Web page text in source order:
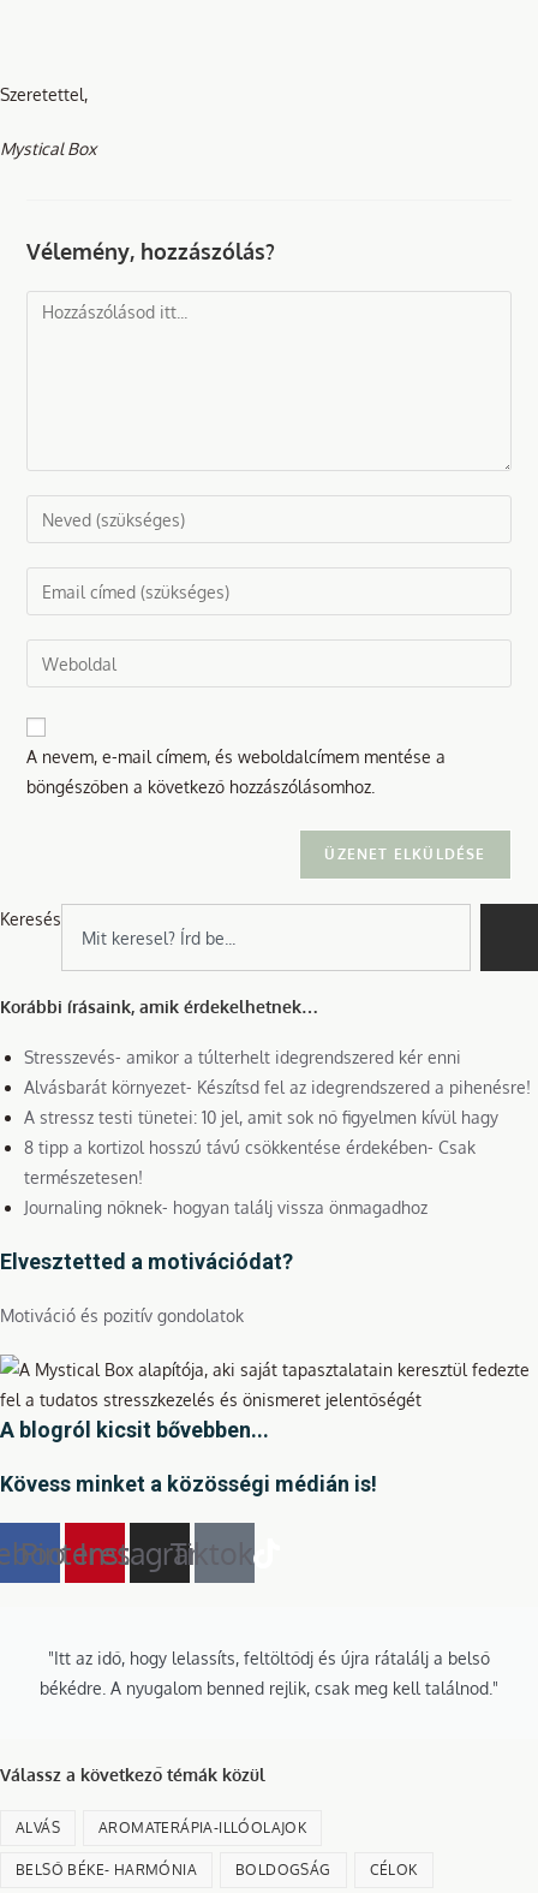
Szeretettel,
Mystical Box
Vélemény, hozzászólás?
Comment
Enter
your
name
comment
Enter
your
email
address
comment
Enter
your
website
URL
A nevem, e-mail címem, és weboldalcímem mentése a
böngészőben a következő hozzászólásomhoz.
Keresés
Korábbi írásaink, amik érdekelhetnek…
Stresszevés- amikor a túlterhelt idegrendszered kér enni
Alvásbarát környezet- Készítsd fel az idegrendszered a pihenésre!
A stressz testi tünetei: 10 jel, amit sok nő figyelmen kívül hagy
8 tipp a kortizol hosszú távú csökkentése érdekében- Csak
természetesen!
Journaling nőknek- hogyan találj vissza önmagadhoz
Elvesztetted a motivációdat?
Motiváció és pozitív gondolatok
A blogról kicsit bővebben...
Kövess minket a közösségi médián is!
Pinterest
InstagramTiktok
"Itt az idő, hogy lelassíts, feltöltődj és újra rátalálj a belső
békédre. A nyugalom benned rejlik, csak meg kell találnod."
Válassz a következő témák közül
ALVÁS AROMATERÁPIA-ILLÓOLAJOK
BELSŐ BÉKE- HARMÓNIA BOLDOGSÁG CÉLOK